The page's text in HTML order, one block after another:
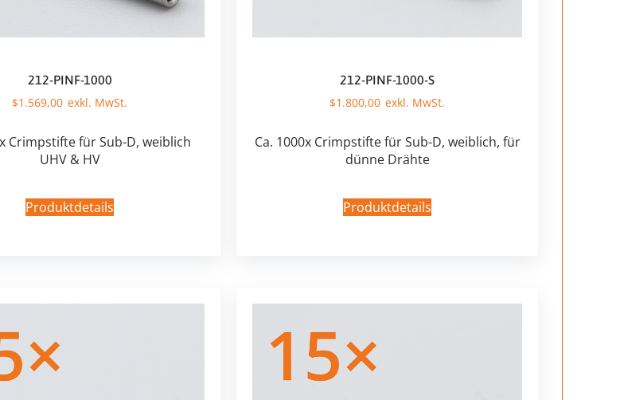
212-PINF-1000
$1.569,00
Crimpstifte für Sub-D, weiblich
UHV & HV
Produktdetails
212-PINF-1000-S
$1.800,00
Ca. 1000x Crimpstifte für Sub-D, weiblich, für
dünne Drähte
Produktdetails